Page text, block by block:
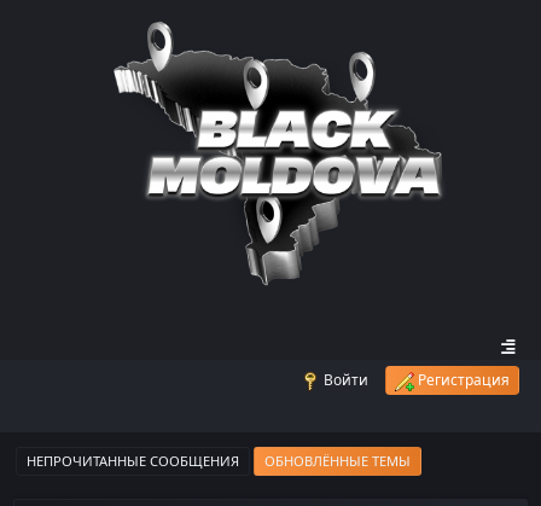
Войти Регистрация
НЕПРОЧИТАННЫЕ СООБЩЕНИЯ ОБНОВЛЁННЫЕ ТЕМЫ